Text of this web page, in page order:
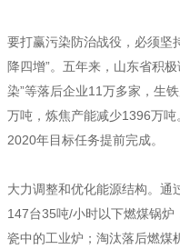
要打赢污染防治战役，必须坚
降四增”。五年来，山东省积
染”等落后企业11万多家，生
万吨，炼焦产能减少1396万
2020年目标任务提前完成。
大力调整和优化能源结构。通
147台35吨/小时以下燃煤锅
瓷中的工业炉；淘汰落后燃煤